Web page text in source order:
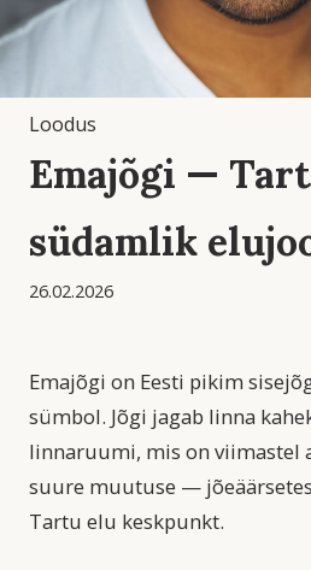
Loodus
Emajõgi —
südamlik
26.02.2026
Emajõgi on Eesti pikim
sümbol. Jõgi jagab linna
linnaruumi, mis on viimastel
suure muutuse —
Tartu elu keskpunkt.